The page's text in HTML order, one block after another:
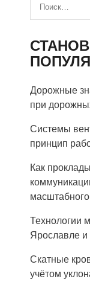
Дорожные
при
Системы
принцип
Как
Технологии
Ярославле и
Скатные
учётом